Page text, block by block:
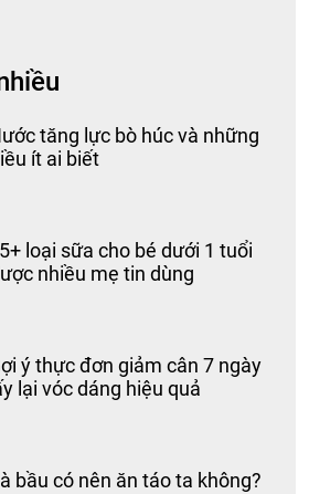
tăng lực bò húc và những
ít ai biết
loại sữa cho bé dưới 1 tuổi
nhiều mẹ tin dùng
ý thực đơn giảm cân 7 ngày
lại vóc dáng hiệu quả
bầu có nên ăn táo ta không?